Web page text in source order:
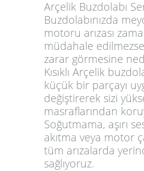
Arçelik Buzdolabı
Buzdolabınızda
motoru arızası
müdahale
zarar görmesine
Kısıklı Arçelik
küçük bir parçayı
değiştirerek sizi
masraflarından
Soğutmama, aşırı
akıtma veya motor
tüm arızalarda
sağlıyoruz.